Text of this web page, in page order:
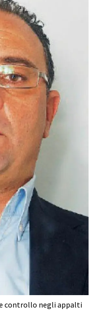
controllo negli appalti